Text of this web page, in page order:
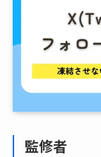
監修者